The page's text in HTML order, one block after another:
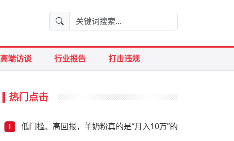
高端访谈 行业报告 打击违规
热门点击
低门槛、高回报，羊奶粉真的是“月入10万”的好生意？